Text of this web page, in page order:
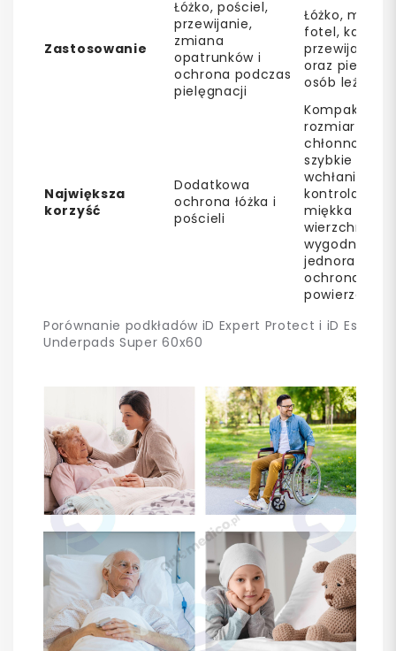
Porównanie podkładów iD Expert Protect i iD
Underpads Super 60x60
Zastosowanie
Łóżko, pościel,
przewijanie,
zmiana
opatrunków i
ochrona podczas
pielęgnacji
Łóżko,
fotel, kanapa,
przewijak,
oraz
osób
Największa
korzyść
Dodatkowa
ochrona łóżka i
pościeli
Kompaktowy
rozmiar
chłonność
szybkie
wchłanianie,
kontrola
miękka
wierzchnia i
wygodna
jednorazowa
ochrona
powierzchni